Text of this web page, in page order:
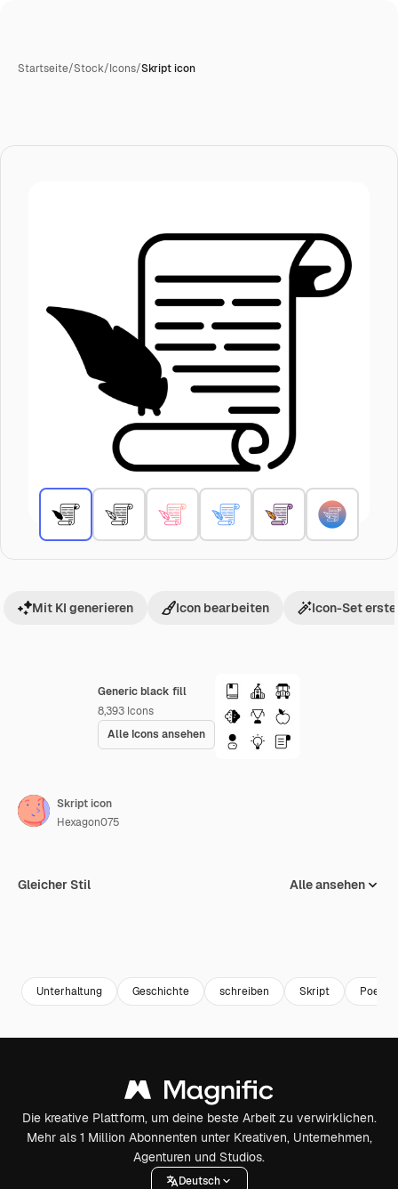
Startseite/Stock/Icons/Skript icon
Generic black fill
8,393 Icons
Alle Icons ansehen
Mit KI generieren Icon bearbeiten Icon-Set
Skript icon
Hexagon075
Gleicher Stil Alle ansehen
Unterhaltung Geschichte schreiben Skript Poesie
Die kreative Plattform, um deine beste Arbeit zu verwirklichen.
Mehr als 1 Million Abonnenten unter Kreativen, Unternehmen,
Agenturen und Studios.
Deutsch